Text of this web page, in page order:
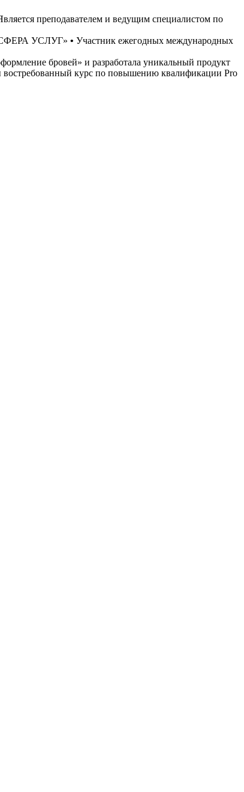
преподавателем и ведущим специалистом по
СФЕРА УСЛУГ» • Участник ежегодных международных
бровей» и разработала уникальный продукт
востребованный курс по повышению квалификации Pro